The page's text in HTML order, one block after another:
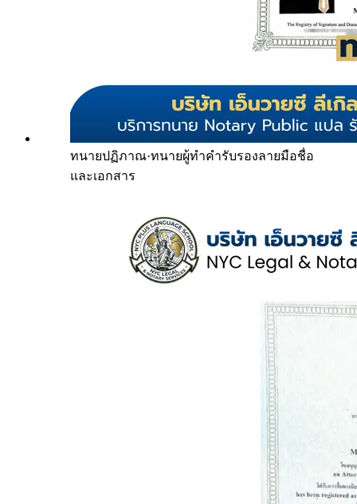
ทนายปฏิภาณ·ทนายผู้ทำคำรับรองลายมือชื่อ
และเอกสาร